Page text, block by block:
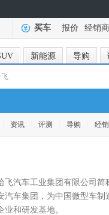
买车 报价 经销商
新能源 导购
资讯 评测 导购 经
飞汽车工业集团有限公司简
汽车集团，为中国微型车
业和研发基地。